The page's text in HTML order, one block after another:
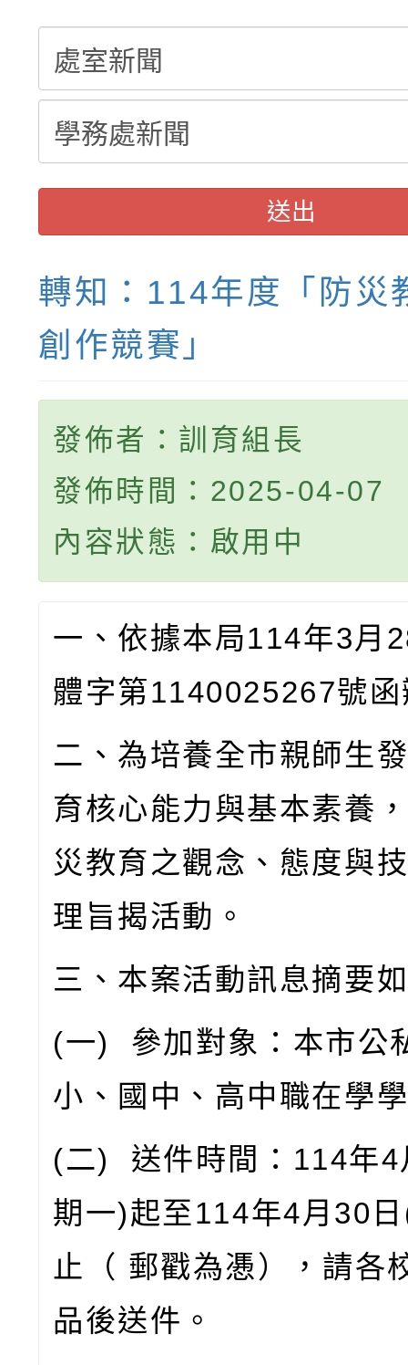
結果(第3招)
送出
轉知：114年度「防災
創作競賽」
發佈者：訓育組長
發佈時間：2025-04-07
內容狀態：啟用中
一、依據本局114年3月
體字第1140025267號
二、為培養全市親師生
育核心能力與基本素養
災教育之觀念、態度與
理旨揭活動。
三、本案活動訊息摘要
(一) 參加對象：本市公
小、國中、高中職在學
(二) 送件時間： 114年4
期一)起至114年4月 30 日
止（ 郵戳為慿），請各
品後送件。